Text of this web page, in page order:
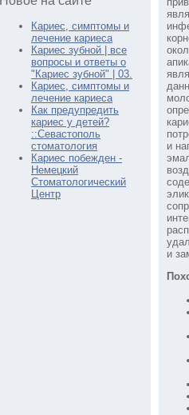
и
и
Кариес, симптомы и
лечение кариеса
Кариес зубной | все
вопросы и ответы о
"Кариес зубной" | 03.
Кариес, симптомы и
лечение кариеса
Как предупредить
кариес у детей?
::Севастополь
стоматология
Кариес побежден -
Немецкий
Стоматологический
Центр